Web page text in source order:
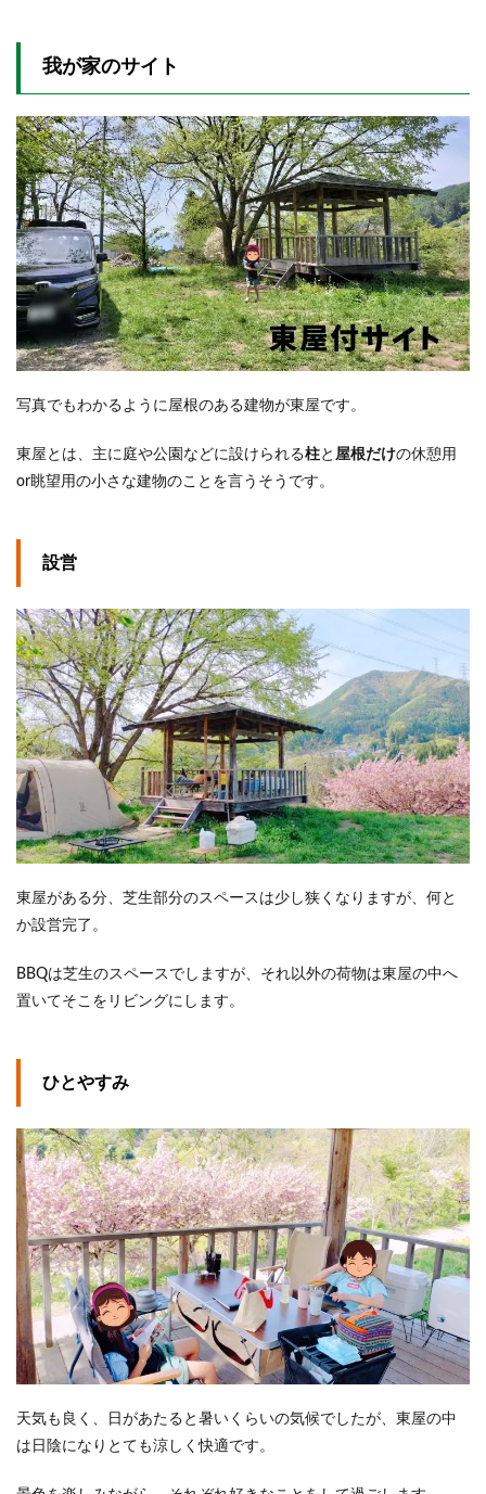
我が家のサイト
写真でもわかるように屋根のある建物が東屋です。
東屋とは、主に庭や公園などに設けられる柱と 屋根だけの休憩用
or眺望用の小さな建物のことを言うそうです。
設営
東屋がある分、芝生部分のスペースは少し狭くなりますが、何と
か設営完了。
BBQは芝生のスペースでしますが、それ以外の荷物は東屋の中へ
置いてそこをリビングにします。
ひとやすみ
天気も良く、日があたると暑いくらいの気候でしたが、東屋の中
は日陰になりとても涼しく快適です。